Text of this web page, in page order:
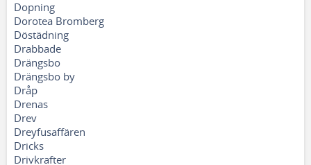
Dopning
Dorotea Bromberg
Döstädning
Drabbade
Drängsbo
Drängsbo by
Dråp
Drenas
Drev
Dreyfusaffären
Dricks
Drivkrafter